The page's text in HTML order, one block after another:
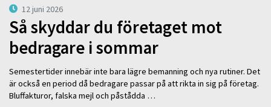
12 juni 2026
Så skyddar du företaget mot
bedragare i sommar
Semestertider innebär inte bara lägre bemanning och nya rutiner. Det
är också en period då bedragare passar på att rikta in sig på företag.
Bluffakturor, falska mejl och påstådda …